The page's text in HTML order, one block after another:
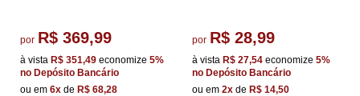
por R$ 369,99
à vista R$ 351,49 economize 5%
no Depósito Bancário
ou em 6x de R$ 68,28
por R$ 28,99
à vista R$ 27,54 economize 5%
no Depósito Bancário
ou em 2x de R$ 14,50